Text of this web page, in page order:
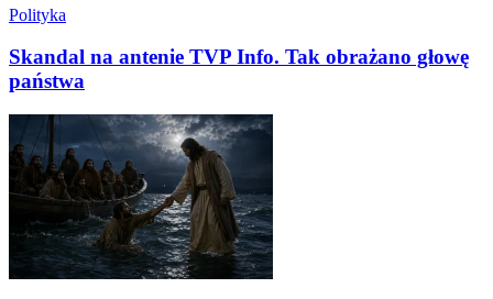
Polityka
Skandal na antenie TVP Info. Tak obrażano głowę
państwa